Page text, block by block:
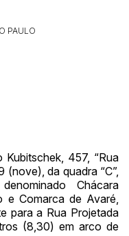
PAULO
457, “Rua
(nove), da quadra “C”,
Chácara
e Comarca de Avaré,
para a Rua Projetada
(8,30) em arco de